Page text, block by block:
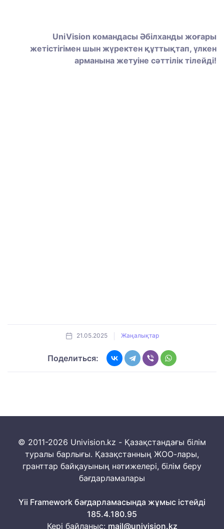
UniVision командасы Әбілханды жоғары
жетістігімен шын жүректен құттықтап, үлкен
арманына жетуіне сәттілік тілейді!
21.05.2025 Жаңалықтар
Поделиться:
© 2011-2026 Univision.kz - Қазақстандағы білім
туралы барлығы. Қазақстанның ЖОО-лары,
гранттар байқауының нәтижелері, білім беру
бағдарламалары
Yii Framework бағдарламасында жұмыс істейді
185.4.180.95
Кері байланыс: mail@univision.kz